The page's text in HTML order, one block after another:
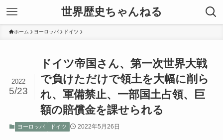
世界歴史ちゃんねる
ホーム ヨーロッパ ドイツ
ドイツ帝国さん、第一次世界大戦
で負けただけで領土を大幅に削ら
れ、軍備禁止、一部国土占領、巨
額の賠償金を課せられる
2022
5/23
ヨーロッパ ドイツ 2022年5月26日